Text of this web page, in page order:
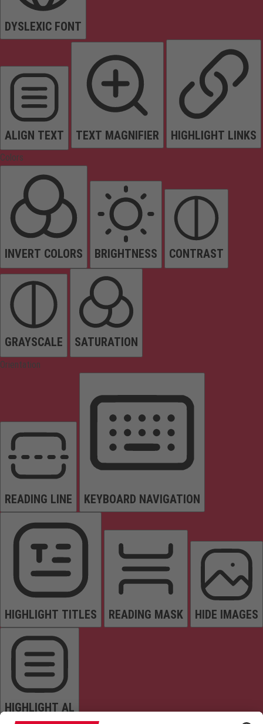
DYSLEXIC FONT
ALIGN TEXT TEXT MAGNIFIER HIGHLIGHT LINKS
Colors
INVERT COLORS BRIGHTNESS CONTRAST
GRAYSCALE SATURATION
Orientation
READING LINE KEYBOARD NAVIGATION
HIGHLIGHT TITLES READING MASK HIDE IMAGES
HIGHLIGHT AL